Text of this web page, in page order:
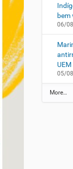
bem
06/
UEM
05/
N
o
More…